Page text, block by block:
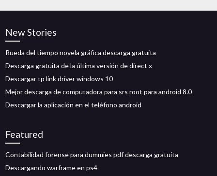
New Stories
Rueda del tiempo novela gráfica descarga gratuita
Descarga gratuita de la última versión de direct x
Descargar tp link driver windows 10
Mejor descarga de computadora para srs root para android 8.0
Descargar la aplicación en el teléfono android
Featured
Contabilidad forense para dummies pdf descarga gratuita
Descargando warframe en ps4